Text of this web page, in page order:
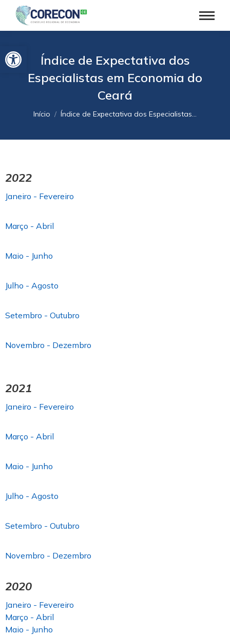
Barra de Ferramentas AbertaÍndice de Expectativa dos
Especialistas em Economia do
Ceará
Você está aqui:
Início Índice de Expectativa dos Especialistas…
2022
Janeiro - Fevereiro
Março - Abril
Maio - Junho
Julho - Agosto
Setembro - Outubro
Novembro - Dezembro
2021
Janeiro - Fevereiro
Março - Abril
Maio - Junho
Julho - Agosto
Setembro - Outubro
Novembro - Dezembro
2020
Janeiro - Fevereiro
Março - Abril
Maio - Junho